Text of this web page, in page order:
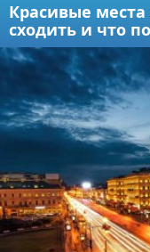
Красивые
сходить и что